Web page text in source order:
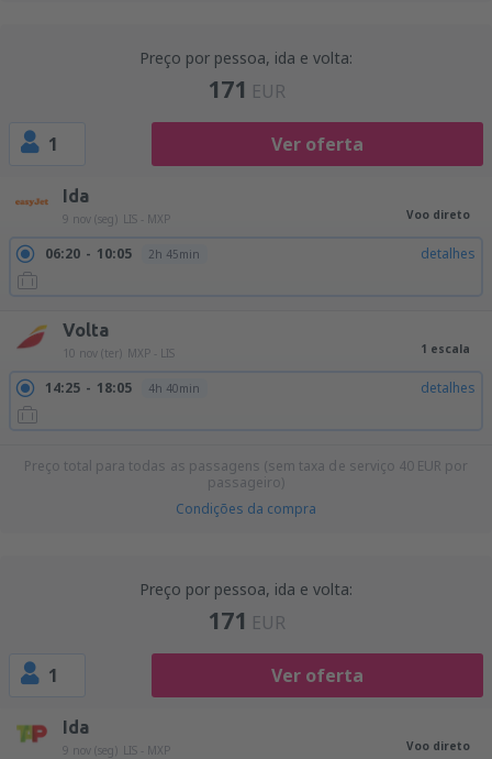
Preço por pessoa, ida e volta:
171 EUR
1 Ver oferta
Ida
9 nov (seg) LIS - MXP Voo direto
06:20 10:05 2h 45min detalhes
Volta
10 nov (ter) MXP - LIS 1 escala
14:25 18:05 4h 40min detalhes
Preço total para todas as passagens (sem taxa de serviço 40 EUR por
passageiro)
Condições da compra
Preço por pessoa, ida e volta:
171 EUR
1 Ver oferta
Ida
9 nov (seg) LIS - MXP Voo direto